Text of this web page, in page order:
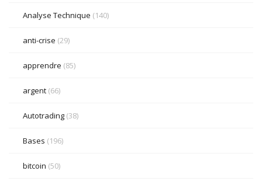
Analyse Technique (140)
anti-crise (29)
apprendre (85)
argent (66)
Autotrading (38)
Bases (196)
bitcoin (50)